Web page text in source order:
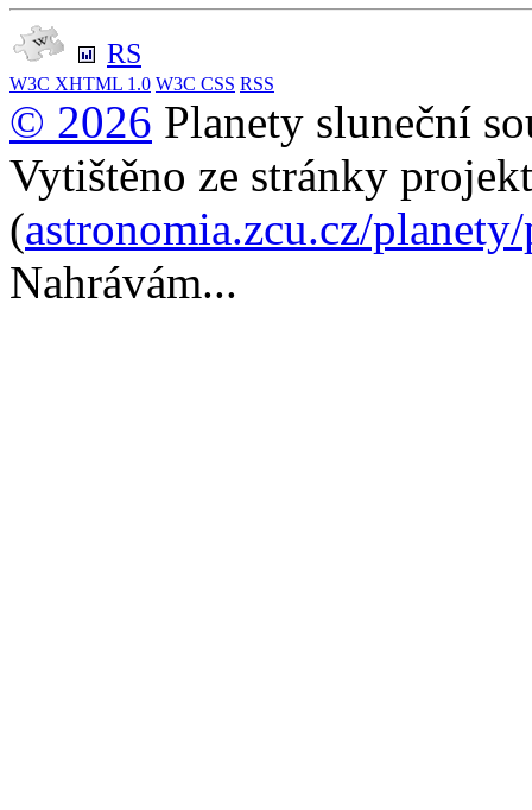
RS
W3C XHTML 1.0 W3C CSS RSS
© 2026 Planety sluneční
Vytištěno ze stránky
(astronomia.zcu.cz/
Nahrávám...